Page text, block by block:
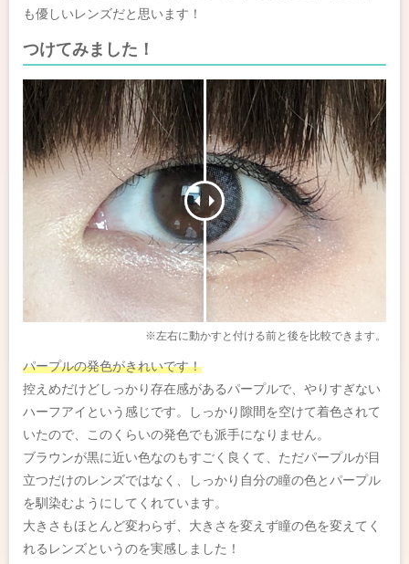
も優しいレンズだと思います！
つけてみました！
※左右に動かすと付ける前と後を比較できます。
パープルの発色がきれいです！
控えめだけどしっかり存在感があるパープルで、やりすぎない
ハーフアイという感じです。しっかり隙間を空けて着色されて
いたので、このくらいの発色でも派手になりません。
ブラウンが黒に近い色なのもすごく良くて、ただパープルが目
立つだけのレンズではなく、しっかり自分の瞳の色とパープル
を馴染むようにしてくれています。
大きさもほとんど変わらず、大きさを変えず瞳の色を変えてく
れるレンズというのを実感しました！